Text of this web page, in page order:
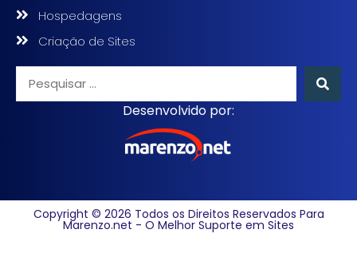
Hospedagens
Criação de Sites
Desenvolvido por:
Copyright © 2026 Todos os Direitos Reservados Para
Marenzo.net - O Melhor Suporte em Sites